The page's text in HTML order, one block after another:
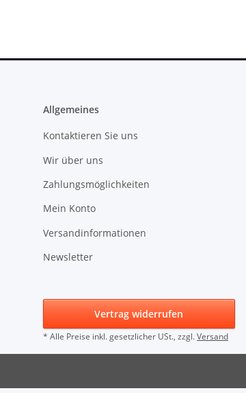
Allgemeines
Kontaktieren Sie uns
Wir über uns
Zahlungsmöglichkeiten
Mein Konto
Versandinformationen
Newsletter
Vertrag widerrufen
* Alle Preise inkl. gesetzlicher USt., zzgl.Versand